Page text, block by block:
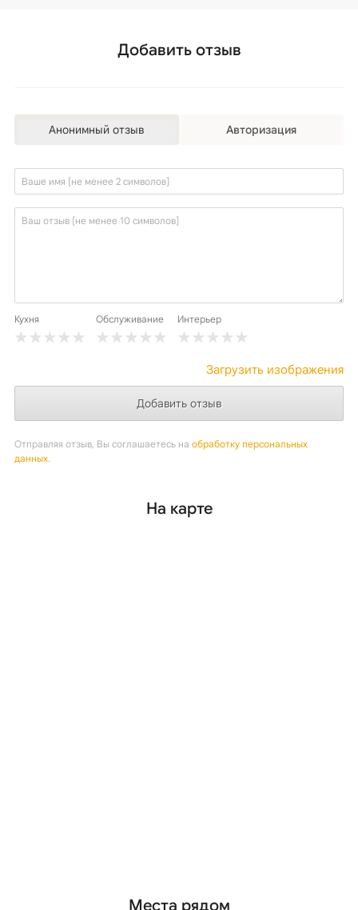
Добавить отзыв
Анонимный отзыв Авторизация
Кухня Обслуживание Интерьер
Загрузить изображения
Отправляя отзыв, Вы соглашаетесь на обработку персональных
данных.
На карте
Места рядом